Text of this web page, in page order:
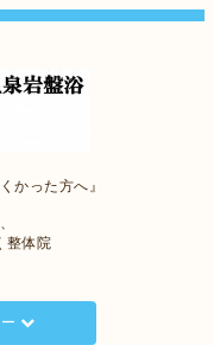
かった方へ』
整体院